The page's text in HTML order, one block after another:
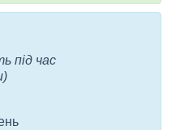
під час